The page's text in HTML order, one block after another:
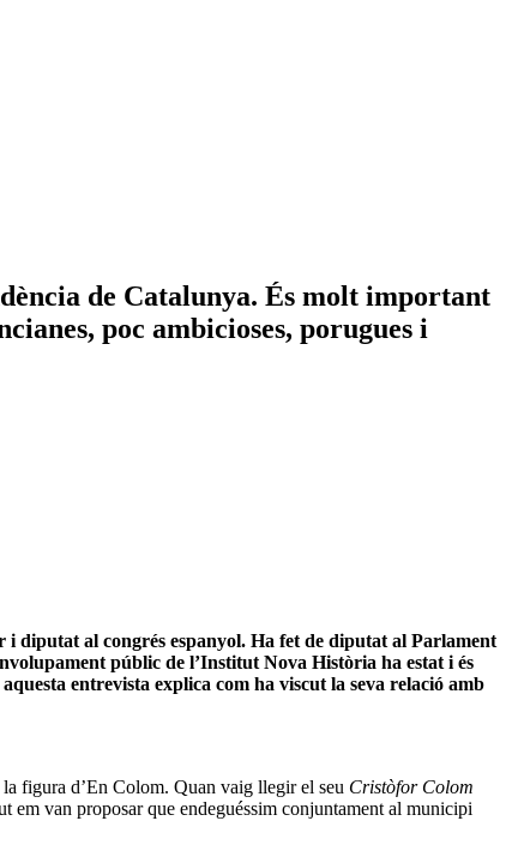
de Catalunya. És molt important
poc ambicioses, porugues i
i diputat al congrés espanyol. Ha fet de diputat al Parlament
públic de l’Institut Nova Història ha estat i és
entrevista explica com ha viscut la seva relació amb
la figura d’En Colom. Quan vaig llegir el seu Cristòfor Colom
van proposar que endeguéssim conjuntament al municipi